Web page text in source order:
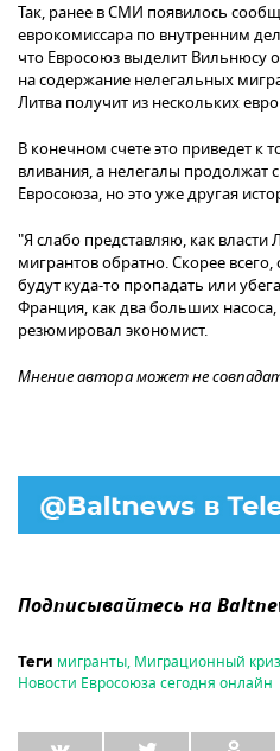
Так, ранее в СМИ появилось
еврокомиссара по внутренним
что Евросоюз выделит Вильнюсу
на содержание нелегальных
Литва получит из нескольких
В конечном счете это приведет к
вливания, а нелегалы продолжат
Евросоюза, но это уже другая
"Я слабо представляю, как власти
мигрантов обратно. Скорее всего,
будут куда-то пропадать или
Франция, как два больших
резюмировал экономист.
Мнение автора может не
Подписывайтесь на
Теги мигранты, Миграционный
Новости Евросоюза сегодня онлайн